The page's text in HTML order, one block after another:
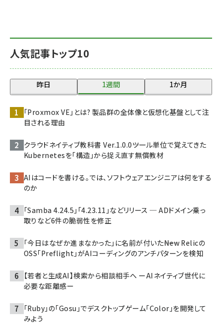
人気記事トップ10
昨日 1週間 1か月
「Proxmox VE」とは? 製品群の全体像と仮想化基盤として注
目される理由
クラウドネイティブ教科書 Ver.1.0.0――ツール単位で覚えてきた
Kubernetesを「構造」から捉え直す無償教材
AIはコードを書ける。では、ソフトウェアエンジニアは何をする
のか
「Samba 4.24.5」「4.23.11」などリリース ─ ADドメイン乗っ
取りなど6件の脆弱性を修正
「今日はなぜか進まなかった」に名前が付いた――New Relicの
OSS「Preflight」がAIコーディングのアンチパターンを検知
【若者と生成AI】検索から相談相手へ ーAIネイティブ世代に
必要な距離感ー
「Ruby」の「Gosu」でデスクトップゲーム「Color」を開発して
みよう